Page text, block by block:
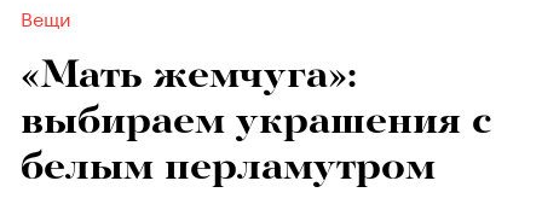
Вещи
«Мать жемчуга»:
выбираем украшения с
белым перламутром